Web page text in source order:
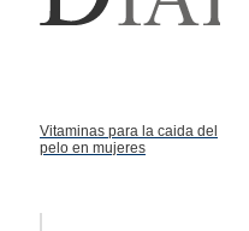
Vitaminas para la caida del
pelo en mujeres